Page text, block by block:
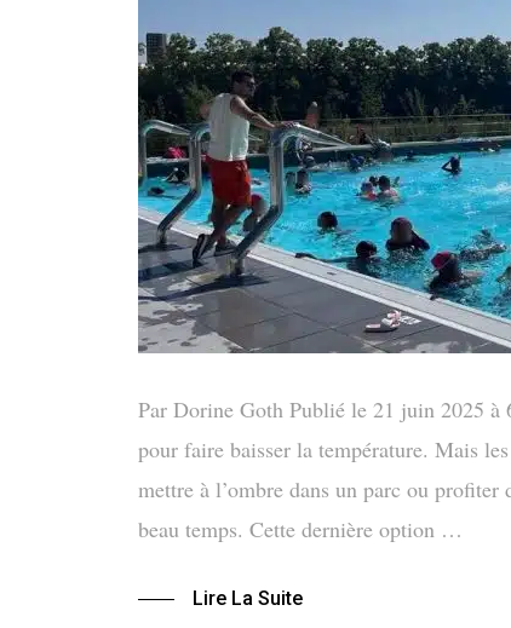
Par Dorine Goth Publié le 21 juin 2025 à
pour faire baisser la température. Mais
mettre à l’ombre dans un parc ou
beau temps. Cette dernière option …
Lire La Suite